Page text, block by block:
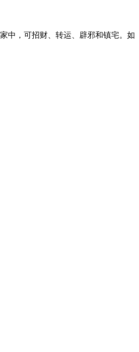
中，可招财、转运、辟邪和镇宅。如